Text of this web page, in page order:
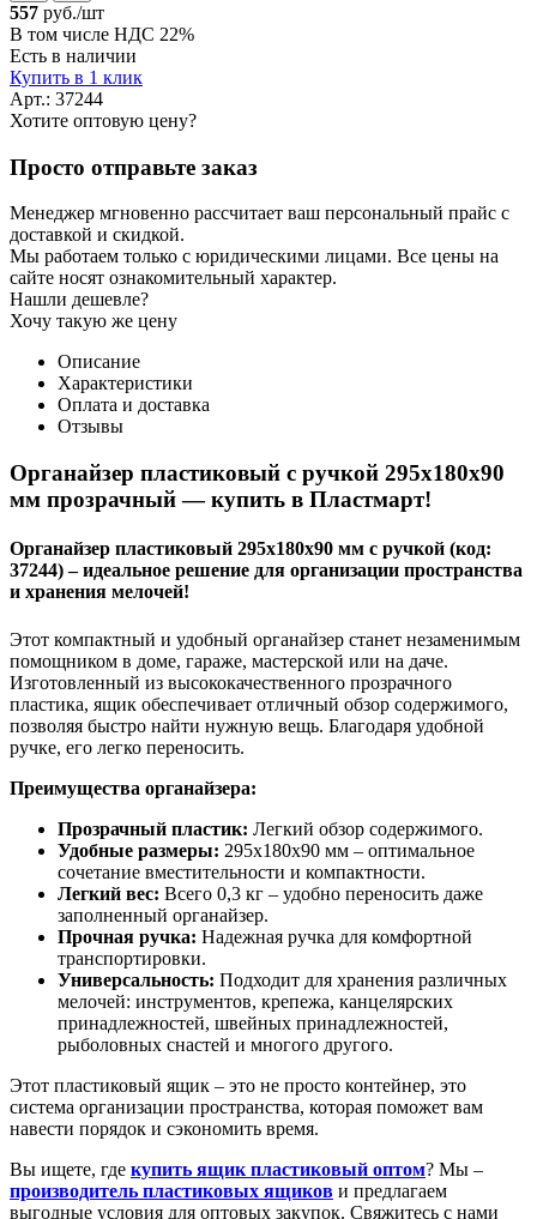
557 руб./шт
В том числе НДС 22%
Есть в наличии
Купить в 1 клик
Арт.: 37244
Хотите оптовую цену?
Просто отправьте заказ
Менеджер мгновенно рассчитает ваш персональный прайс с
доставкой и скидкой.
Мы работаем только с юридическими лицами. Все цены на
сайте носят ознакомительный характер.
Нашли дешевле?
Хочу такую же цену
Описание
Характеристики
Оплата и доставка
Отзывы
Органайзер пластиковый с ручкой 295х180х90
мм прозрачный — купить в Пластмарт!
Органайзер пластиковый 295х180х90 мм с ручкой (код:
37244) – идеальное решение для организации пространства
и хранения мелочей!
Этот компактный и удобный органайзер станет незаменимым
помощником в доме, гараже, мастерской или на даче.
Изготовленный из высококачественного прозрачного
пластика, ящик обеспечивает отличный обзор содержимого,
позволяя быстро найти нужную вещь. Благодаря удобной
ручке, его легко переносить.
Преимущества органайзера:
Прозрачный пластик: Легкий обзор содержимого.
Удобные размеры: 295х180х90 мм – оптимальное
сочетание вместительности и компактности.
Легкий вес: Всего 0,3 кг – удобно переносить даже
заполненный органайзер.
Прочная ручка: Надежная ручка для комфортной
транспортировки.
Универсальность: Подходит для хранения различных
мелочей: инструментов, крепежа, канцелярских
принадлежностей, швейных принадлежностей,
рыболовных снастей и многого другого.
Этот пластиковый ящик – это не просто контейнер, это
система организации пространства, которая поможет вам
навести порядок и сэкономить время.
Вы ищете, где купить ящик пластиковый оптом? Мы –
производитель пластиковых ящиков и предлагаем
выгодные условия для оптовых закупок. Свяжитесь с нами